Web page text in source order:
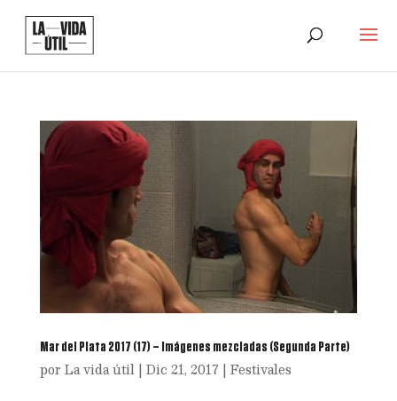
Mar del Plata 2017 (17) – Imágenes mezcladas (Segunda Parte)
por La vida útil| Dic 21, 2017| Festivales